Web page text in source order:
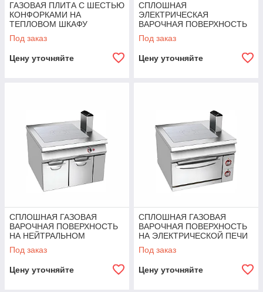
ГАЗОВАЯ ПЛИТА С ШЕСТЬЮ
КОНФОРКАМИ НА
ТЕПЛОВОМ ШКАФУ
ANGELOPO
Под заказ
Цену уточняйте
СПЛОШНАЯ
ЭЛЕКТРИЧЕСКАЯ
ВАРОЧНАЯ ПОВЕРХНОСТЬ
НА НЕЙТРАЛЬНОМ
ЭЛЕМЕНТЕ ANGELOPO
Под заказ
Цену уточняйте
СПЛОШНАЯ ГАЗОВАЯ
ВАРОЧНАЯ ПОВЕРХНОСТЬ
НА НЕЙТРАЛЬНОМ
ЭЛЕМЕНТЕ ANGELOPO
Под заказ
Цену уточняйте
СПЛОШНАЯ ГАЗОВАЯ
ВАРОЧНАЯ ПОВЕРХНОСТЬ
НА ЭЛЕКТРИЧЕСКОЙ ПЕЧИ
ANGELOPO
Под заказ
Цену уточняйте